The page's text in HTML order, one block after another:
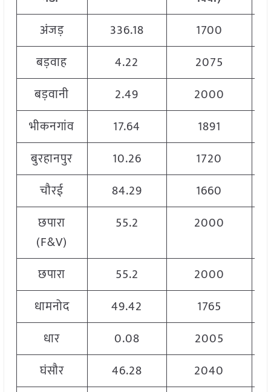
अंजड़
336.18
1700
बड़वाह
4.22
2075
बड़वानी
2.49
2000
भीकनगांव
17.64
1891
बुरहानपुर
10.26
1720
चौरई
84.29
1660
छपारा
(F&V)
55.2 2000
छपारा 55.2
2000
धामनोद
49.42
1765
धार
0.08
2005
घंसौर
46.28
2040